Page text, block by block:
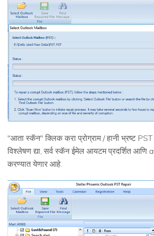
"आता स्कॅन" क्लिक करा प्रोग्राम / हानी भ्रष्ट
विश्लेषण द्या, सर्व स्कॅन ईमेल आयटम प्रदर्शित आणि
करण्यात येणार आहे.